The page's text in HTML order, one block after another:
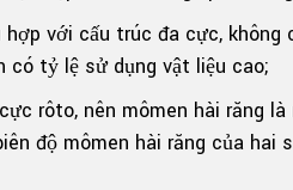
với cấu trúc đa cực, không
có tỷ lệ sử dụng vật liệu cao;
rôto, nên mômen hài răng là
độ mômen hài răng của hai